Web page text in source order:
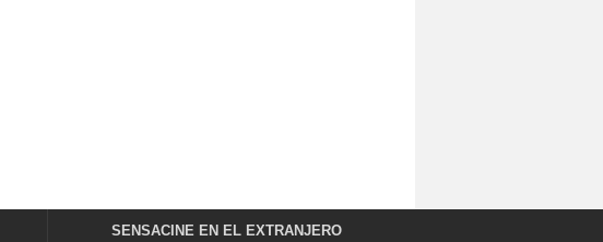
SENSACINE EN EL EXTRANJERO